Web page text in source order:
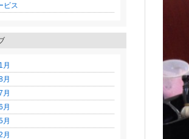
ビス
月
月
月
月
月
月